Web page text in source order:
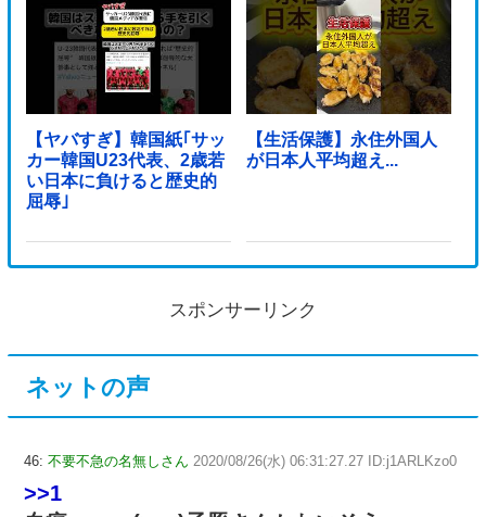
【ヤバすぎ】韓国紙｢サッ
カー韓国U23代表、2歳若
い日本に負けると歴史的
屈辱｣
【生活保護】永住外国人
が日本人平均超え...
スポンサーリンク
ネットの声
46: 不要不急の名無しさん 2020/08/26(水) 06:31:27.27 ID:j1ARLKzo0
>>1